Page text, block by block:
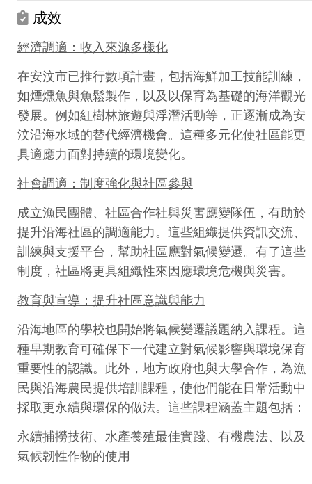
成效
經濟調適： 收入來源多樣化
在安汶市已推行數項計畫，包括海鮮加工技能訓練，
如煙燻魚與魚鬆製作，以及以保育為基礎的海洋觀光
發展。例如紅樹林旅遊與浮潛活動等，正逐漸成為安
汶沿海水域的替代經濟機會。這種多元化使社區能更
具適應力面對持續的環境變化。
社會調適：制度強化與社區參與
成立漁民團體、社區合作社與災害應變隊伍，有助於
提升沿海社區的調適能力。這些組織提供資訊交流、
訓練與支援平台，幫助社區應對氣候變遷。有了這些
制度，社區將更具組織性來因應環境危機與災害。
教育與宣導：提升社區意識與能力
沿海地區的學校也開始將氣候變遷議題納入課程。這
種早期教育可確保下一代建立對氣候影響與環境保育
重要性的認識。此外，地方政府也與大學合作，為漁
民與沿海農民提供培訓課程，使他們能在日常活動中
採取更永續與環保的做法。這些課程涵蓋主題包括：
永續捕撈技術、水產養殖最佳實踐、有機農法、以及
氣候韌性作物的使用